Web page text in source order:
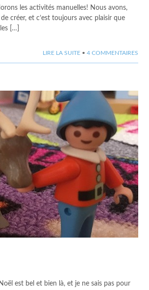
les activités manuelles! Nous avons,
créer, et c’est toujours avec plaisir que
[…]
LIRE LA SUITE • 4 COMMENTAIRES
est bel et bien là, et je ne sais pas pour